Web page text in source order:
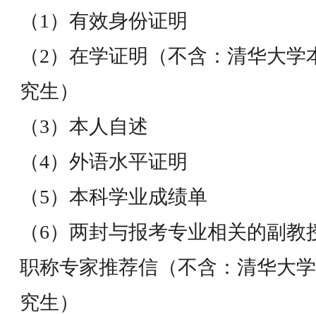
（1）有效身份证明
（2）在学证明（不含：清华大
究生）
（3）本人自述
（4）外语水平证明
（5）本科学业成绩单
（6）两封与报考专业相关的副
职称专家推荐信（不含：清华大
究生）